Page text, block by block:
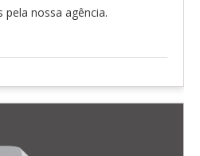
nossa agência.